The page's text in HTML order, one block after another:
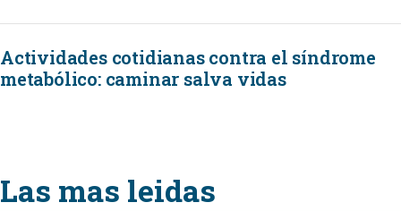
Actividades cotidianas contra el síndrome
metabólico: caminar salva vidas
Las mas leidas